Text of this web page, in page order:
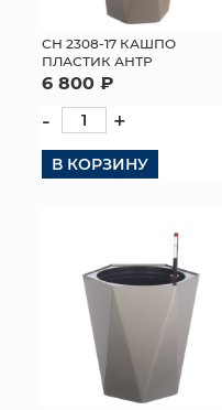
СН 2308-17 КАШПО
ПЛАСТИК АНТР
6 800 ₽
- +
В КОРЗИНУ